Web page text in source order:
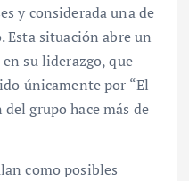
y considerada una de
Esta situación abre un
su liderazgo, que
únicamente por “El
grupo hace más de
como posibles